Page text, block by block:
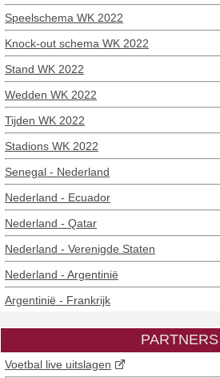
Speelschema WK 2022
Knock-out schema WK 2022
Stand WK 2022
Wedden WK 2022
Tijden WK 2022
Stadions WK 2022
Senegal - Nederland
Nederland - Ecuador
Nederland - Qatar
Nederland - Verenigde Staten
Nederland - Argentinië
Argentinië - Frankrijk
PARTNERS
Voetbal live uitslagen